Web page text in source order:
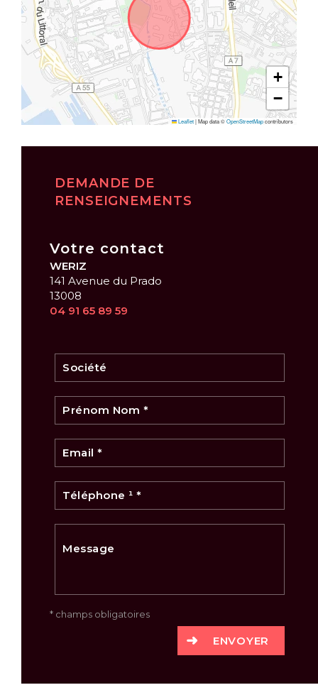
+
−
Leaflet|Map data ©OpenStreetMapcontributors
DEMANDE DE
RENSEIGNEMENTS
Votre contact
WERIZ
141 Avenue du Prado
13008
04 91 65 89 59
* champs obligatoires
ENVOYER